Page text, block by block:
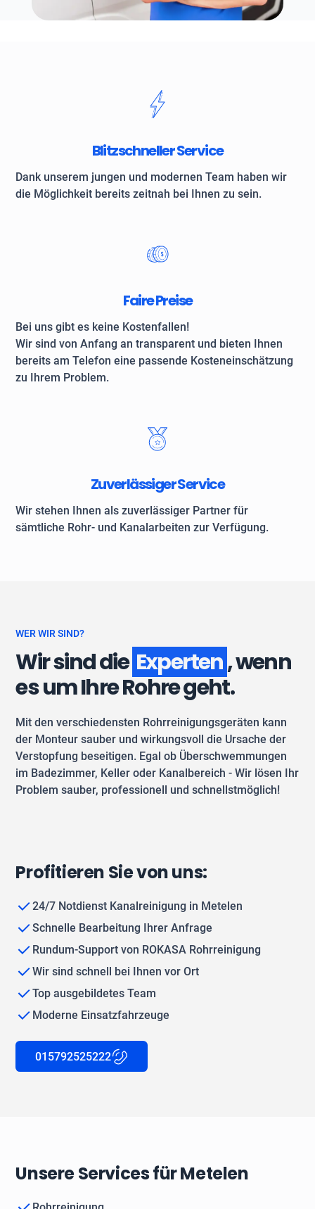
Blitzschneller Service
Dank unserem jungen und modernen Team haben wir
die Möglichkeit bereits zeitnah bei Ihnen zu sein.
Faire Preise
Bei uns gibt es keine Kostenfallen!
Wir sind von Anfang an transparent und bieten Ihnen
bereits am Telefon eine passende Kosteneinschätzung
zu Ihrem Problem.
Zuverlässiger Service
Wir stehen Ihnen als zuverlässiger Partner für
sämtliche Rohr- und Kanalarbeiten zur Verfügung.
WER WIR SIND?
Wir sind die Experten, wenn
es um Ihre Rohre geht.
Mit den verschiedensten Rohrreinigungsgeräten kann
der Monteur sauber und wirkungsvoll die Ursache der
Verstopfung beseitigen. Egal ob Überschwemmungen
im Badezimmer, Keller oder Kanalbereich - Wir lösen Ihr
Problem sauber, professionell und schnellstmöglich!
Profitieren Sie von uns:
24/7 Notdienst Kanalreinigung in Metelen
Schnelle Bearbeitung Ihrer Anfrage
Rundum-Support von ROKASA Rohrreinigung
Wir sind schnell bei Ihnen vor Ort
Top ausgebildetes Team
Moderne Einsatzfahrzeuge
015792525222
Unsere Services für Metelen